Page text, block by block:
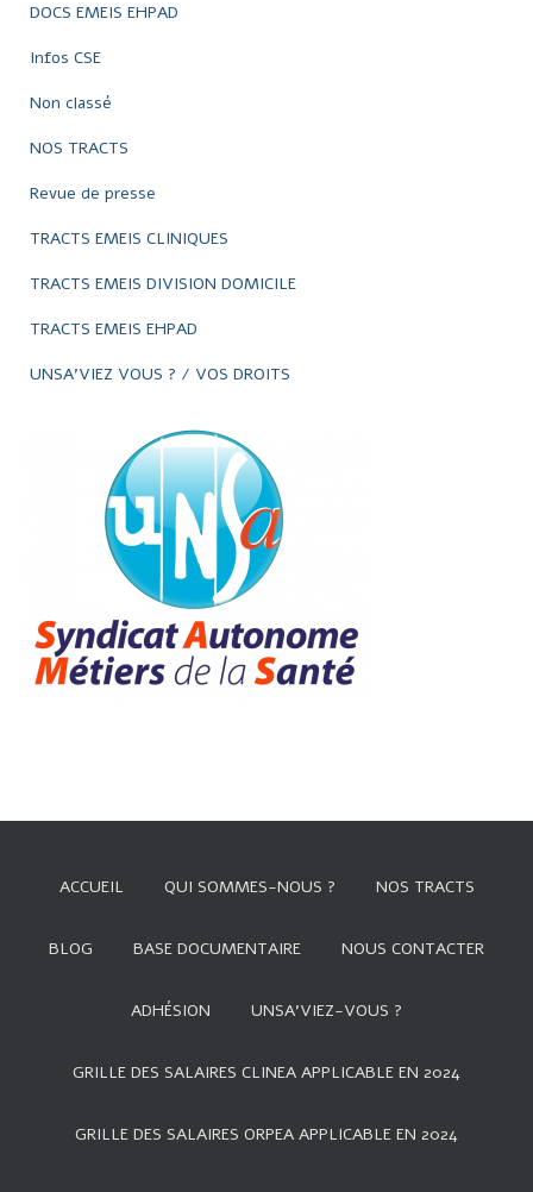
DOCS EMEIS EHPAD
Infos CSE
Non classé
NOS TRACTS
Revue de presse
TRACTS EMEIS CLINIQUES
TRACTS EMEIS DIVISION DOMICILE
TRACTS EMEIS EHPAD
UNSA'VIEZ VOUS ? / VOS DROITS
ACCUEIL QUI SOMMES-NOUS ? NOS TRACTS
BLOG BASE DOCUMENTAIRE NOUS CONTACTER
ADHÉSION UNSA’VIEZ-VOUS ?
GRILLE DES SALAIRES CLINEA APPLICABLE EN 2024
GRILLE DES SALAIRES ORPEA APPLICABLE EN 2024